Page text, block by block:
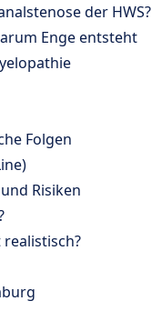
der HWS?
Enge entsteht
Folgen
Risiken